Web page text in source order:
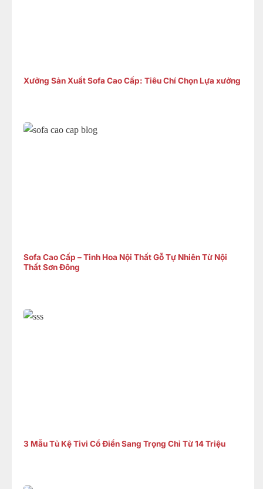
Xưởng Sản Xuất Sofa Cao Cấp: Tiêu Chí Chọn Lựa xưởng
Sofa Cao Cấp – Tinh Hoa Nội Thất Gỗ Tự Nhiên Từ Nội
Thất Sơn Đông
3 Mẫu Tủ Kệ Tivi Cổ Điển Sang Trọng Chỉ Từ 14 Triệu